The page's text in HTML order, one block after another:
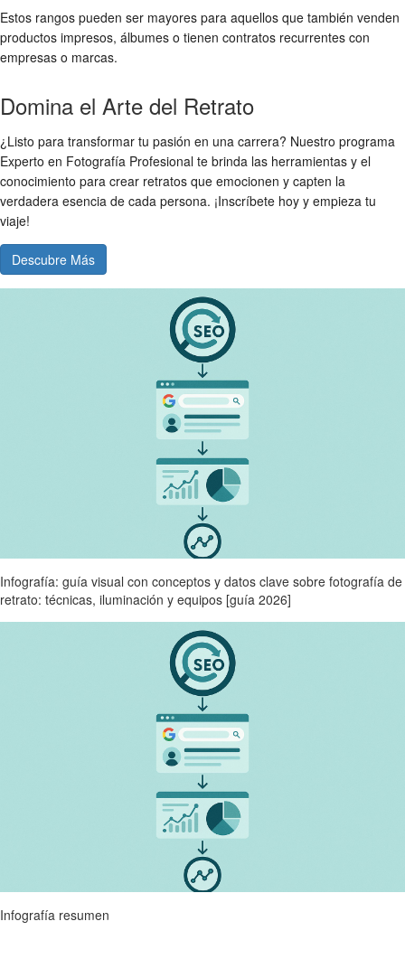
Estos rangos pueden ser mayores para aquellos que también venden
productos impresos, álbumes o tienen contratos recurrentes con
empresas o marcas.
Domina el Arte del Retrato
¿Listo para transformar tu pasión en una carrera? Nuestro programa
Experto en Fotografía Profesional te brinda las herramientas y el
conocimiento para crear retratos que emocionen y capten la
verdadera esencia de cada persona. ¡Inscríbete hoy y empieza tu
viaje!
Descubre Más
Infografía: guía visual con conceptos y datos clave sobre fotografía de
retrato: técnicas, iluminación y equipos [guía 2026]
Infografía resumen